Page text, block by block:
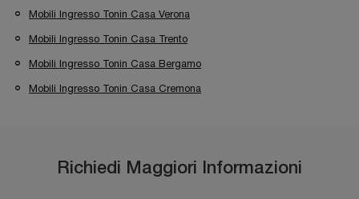
Mobili Ingresso Tonin Casa Verona
Mobili Ingresso Tonin Casa Trento
Mobili Ingresso Tonin Casa Bergamo
Mobili Ingresso Tonin Casa Cremona
Richiedi Maggiori Informazioni